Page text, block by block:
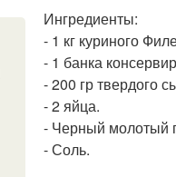
Ингредиенты:
- 1 кг куриного
- 1 банка
- 200 гр твердого
- 2 яйца.
- Черный молотый
- Соль.